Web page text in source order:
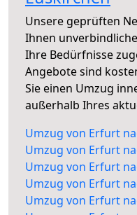
Unsere geprüften
Ihnen
Ihre Bedürfnisse
Angebote sind
Sie einen Umzug
außerhalb Ihres
Umzug von Erfurt
Umzug von Erfurt
Umzug von Erfurt
Umzug von Erfurt
Umzug von Erfurt